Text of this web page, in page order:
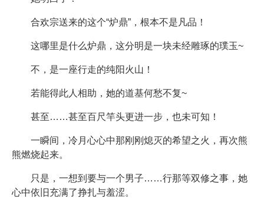
合欢宗送来的这个“炉鼎”，根本不是凡品！
这哪里是什么炉鼎，这分明是一块未经雕琢的璞玉~
不，是一座行走的纯阳火山！
若能得此人相助，她的道基何愁不复~
甚至……甚至百尺竿头更进一步，也未可知！
一瞬间，冷月心心中那刚刚熄灭的希望之火，再次熊
熊燃烧起来。
只是，一想到要与一个男子……行那等双修之事，她
心中依旧充满了挣扎与羞涩。